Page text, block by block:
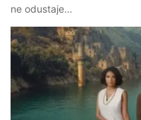
ne odustaje…